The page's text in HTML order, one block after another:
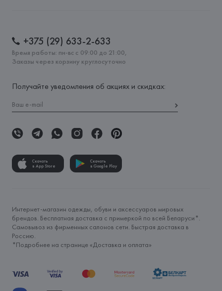
+375 (29) 633-2-633
Время работы: пн-вс с 09:00 до 21:00,
Заказы через корзину круглосуточно
Получайте уведомления об акциях и скидках:
Скачать
в App Store
Скачать
в Google Play
Интернет-магазин одежды, обуви и аксессуаров мировых
брендов. Бесплатная доставка с примеркой по всей Беларуси*.
Самовывоз из фирменных салонов сети. Быстрая доставка в
Россию.
*Подробнее на странице «Доставка и оплата»